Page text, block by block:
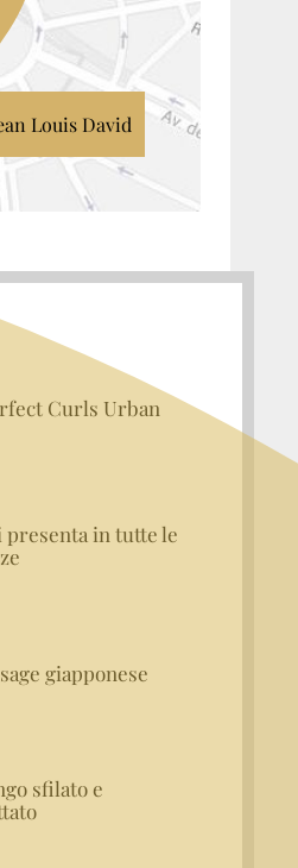
Louis David
Curls Urban
presenta in tutte le
giapponese
sfilato e